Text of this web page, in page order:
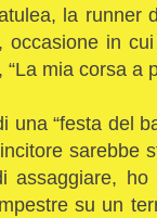
la runner
occasione in
mia corsa a
una “festa del
sarebbe
assaggiare,
su un